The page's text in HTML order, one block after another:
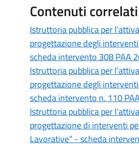
Contenuti correlati
Istruttoria pubblica per
progettazione degli
scheda intervento 308 PAA
Istruttoria pubblica per
progettazione degli
scheda intervento n. 110
Istruttoria pubblica per
progettazione di interventi
Lavorative” - scheda